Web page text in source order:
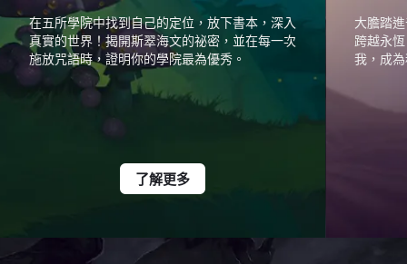
在五所學院中找到自己的定位，放下書本，深入
真實的世界！揭開斯翠海文的祕密，並在每一次
施放咒語時，證明你的學院最為優秀。
了解更多
大膽踏
跨越永
我，成